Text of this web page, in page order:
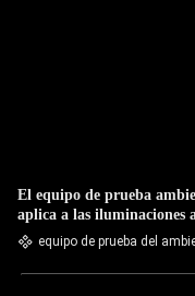
El equipo de prueba
aplica a las iluminaciones
equipo de prueba del